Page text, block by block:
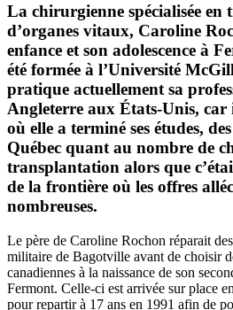
La chirurgienne spécialisée en
d’organes vitaux, Caroline
enfance et son adolescence à
été formée à l’Université
pratique actuellement sa
Angleterre aux États-Unis,
où elle a terminé ses études,
Québec quant au nombre de
transplantation alors que
de la frontière où les offres
nombreuses.
Le père de Caroline Rochon réparait
militaire de Bagotville avant de choisir
canadiennes à la naissance de son
Fermont. Celle-ci est arrivée sur place
pour repartir à 17 ans en 1991 afin de